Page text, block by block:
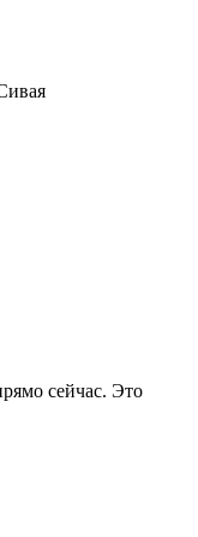
сейчас. Это